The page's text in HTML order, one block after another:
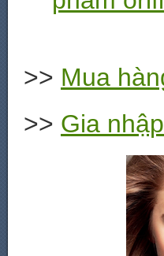
>> Mua
>> Gia